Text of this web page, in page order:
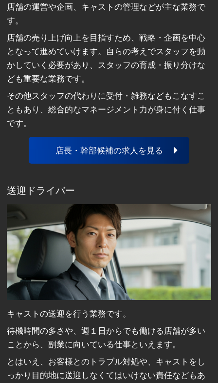
店舗の運営や企画、キャストの管理などが主な業務で
す。
店舗の売り上げ向上を目指すため、戦略・企画を中心
となって進めていけます。自らの考えでスタッフを動
かしていく必要があり、スタッフの育成・振り分けな
ども重要な業務です。
その他スタッフの代わりに受付・雑務などもこなすこ
ともあり、総合的なマネージメント力が身に付く仕事
です。
店長・幹部候補の求人を見る
送迎ドライバー
キャストの送迎を行う業務です。
待機時間の多さや、週１日からでも働ける店舗が多い
ことから、副業に向いている仕事といえます。
とはいえ、お客様とのトラブル対処や、キャストをし
っかり目的地に送迎しなくてはいけない責任などもあ